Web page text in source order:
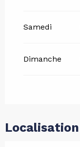
Samedi
Dimanche
Localisation